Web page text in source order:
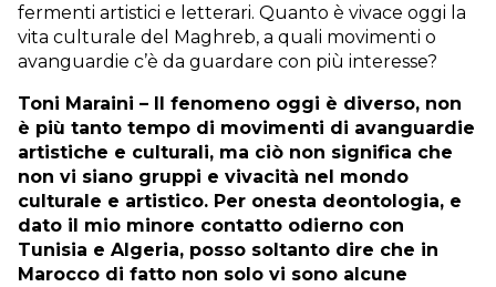
fermenti artistici e letterari. Quanto è vivace oggi la
vita culturale del Maghreb, a quali movimenti o
avanguardie c’è da guardare con più interesse?
Toni Maraini – Il fenomeno oggi è diverso, non
è più tanto tempo di movimenti di avanguardie
artistiche e culturali, ma ciò non significa che
non vi siano gruppi e vivacità nel mondo
culturale e artistico. Per onesta deontologia, e
dato il mio minore contatto odierno con
Tunisia e Algeria, posso soltanto dire che in
Marocco di fatto non solo vi sono alcune